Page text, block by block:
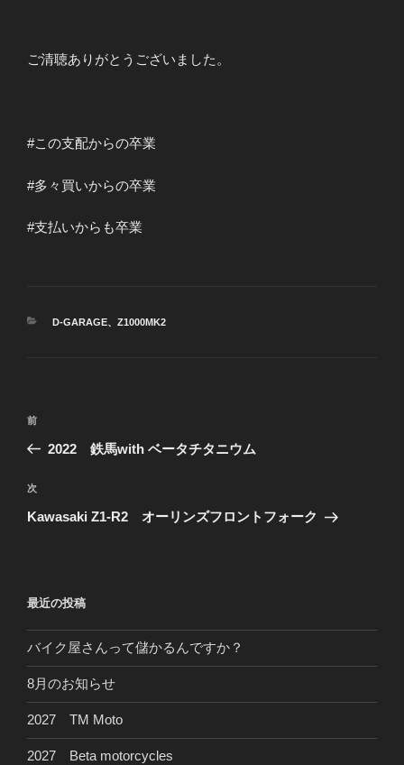
ご清聴ありがとうございました。
#この支配からの卒業
#多々買いからの卒業
#支払いからも卒業
カ
D-GARAGE、 Z1000MK2
投
ビ
ゲ
ン
前
の
稿
前
2022 鉄馬with ベータチタニウム
次
の
次
Kawasaki Z1-R2 オーリンズフロントフォーク
最近の投稿
バイク屋さんって儲かるんですか？
8月のお知らせ
2027 TM Moto
2027 Beta motorcycles